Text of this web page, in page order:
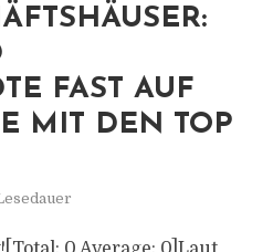
FAST AUF
MIT DEN TOP